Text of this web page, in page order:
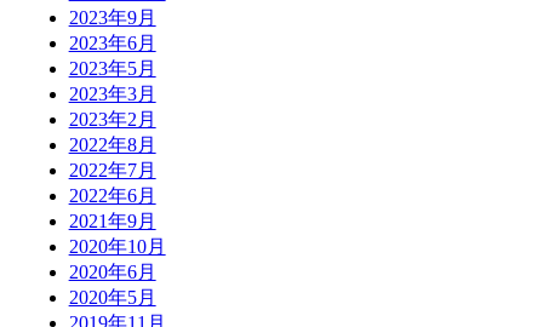
2023年9月
2023年6月
2023年5月
2023年3月
2023年2月
2022年8月
2022年7月
2022年6月
2021年9月
2020年10月
2020年6月
2020年5月
2019年11月